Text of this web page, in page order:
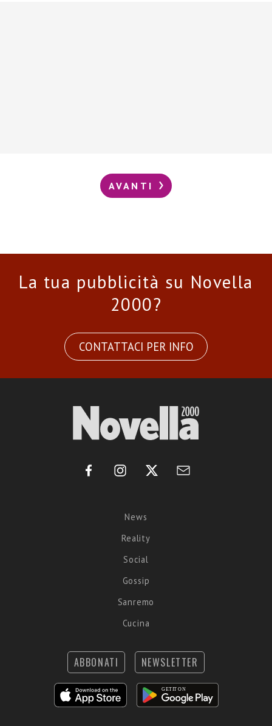
AVANTI
La tua pubblicità su Novella
2000?
CONTATTACI PER INFO
News
Reality
Social
Gossip
Sanremo
Cucina
ABBONATI NEWSLETTER